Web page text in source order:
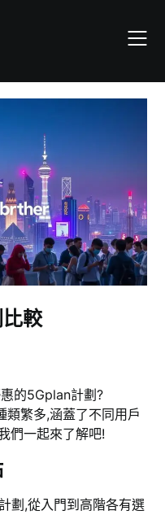
較
的5Gplan計劃?
類繁多,涵蓋了不同用戶
們一起來了解吧!
劃,從入門到高階各有選